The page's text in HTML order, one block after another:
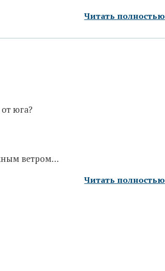
Читать полностью
юга?
ветром…
Читать полностью